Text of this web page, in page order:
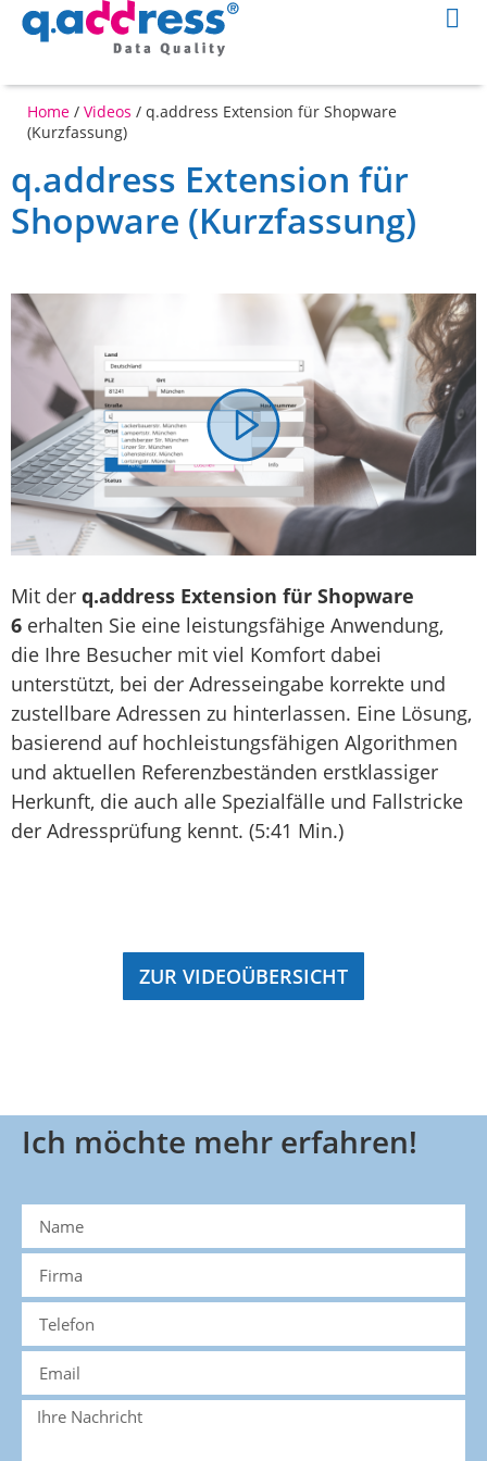
Home / Videos / q.address Extension für Shopware
(Kurzfassung)
q.address Extension für
Shopware (Kurzfassung)
Mit der q.address Extension für Shopware
6 erhalten Sie eine leistungsfähige Anwendung,
die Ihre Besucher mit viel Komfort dabei
unterstützt, bei der Adresseingabe korrekte und
zustellbare Adressen zu hinterlassen. Eine Lösung,
basierend auf hochleistungsfähigen Algorithmen
und aktuellen Referenzbeständen erstklassiger
Herkunft, die auch alle Spezialfälle und Fallstricke
der Adressprüfung kennt. (5:41 Min.)
ZUR VIDEOÜBERSICHT
Ich möchte mehr erfahren!